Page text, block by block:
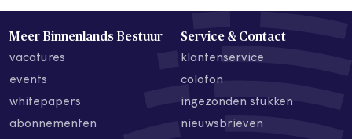
Meer Binnenlands Bestuur
vacatures
events
whitepapers
abonnementen
Service & Contact
klantenservice
colofon
ingezonden stukken
nieuwsbrieven